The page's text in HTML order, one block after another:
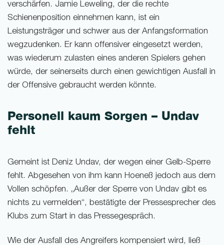
verschärfen. Jamie Leweling, der die rechte
Schienenposition einnehmen kann, ist ein
Leistungsträger und schwer aus der Anfangsformation
wegzudenken. Er kann offensiver eingesetzt werden,
was wiederum zulasten eines anderen Spielers gehen
würde, der seinerseits durch einen gewichtigen Ausfall in
der Offensive gebraucht werden könnte.
Personell kaum Sorgen – Undav
fehlt
Gemeint ist Deniz Undav, der wegen einer Gelb-Sperre
fehlt. Abgesehen von ihm kann Hoeneß jedoch aus dem
Vollen schöpfen. „Außer der Sperre von Undav gibt es
nichts zu vermelden“, bestätigte der Pressesprecher des
Klubs zum Start in das Pressegespräch.
Wie der Ausfall des Angreifers kompensiert wird, ließ